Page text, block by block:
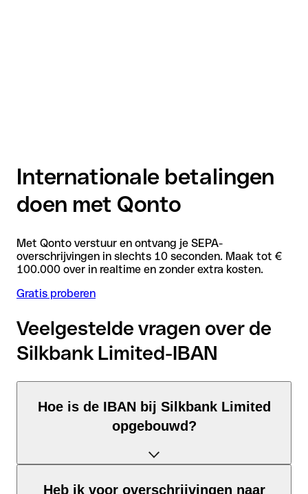
Internationale betalingen
doen met Qonto
Met Qonto verstuur en ontvang je SEPA-
overschrijvingen in slechts 10 seconden. Maak tot €
100.000 over in realtime en zonder extra kosten.
Gratis proberen
Veelgestelde vragen over de
Silkbank Limited-IBAN
Hoe is de IBAN bij Silkbank Limited
opgebouwd?
Heb ik voor overschrijvingen naar